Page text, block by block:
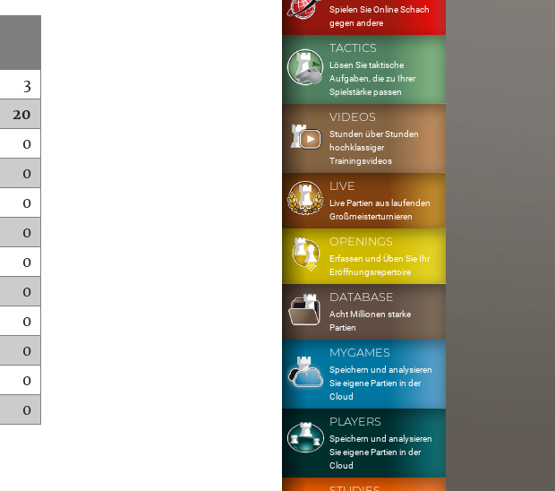
3
20
0
0
0
0
0
0
0
0
0
0
Spielen Sie Online Schach
gegen andere
TACTICS
Lösen Sie taktische
Aufgaben, die zu Ihrer
Spielstärke passen
VIDEOS
Stunden über Stunden
hochklassiger
Trainingsvideos
LIVE
Live Partien aus laufenden
Großmeisterturnieren
OPENINGS
Erfassen und Üben Sie Ihr
Eröffnungsrepertoire
DATABASE
Acht Millionen starke
Partien
MYGAMES
Speichern und analysieren
Sie eigene Partien in der
Cloud
PLAYERS
Speichern und analysieren
Sie eigene Partien in der
Cloud